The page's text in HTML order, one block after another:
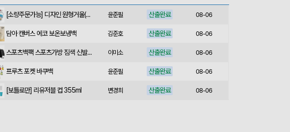
[소량주문가능] 디자인 원형거울(칼라) (70파이/75파이) 윤준필 산출완료 08-06
담아 캔버스 에코 보온보냉백 김준호 산출완료 08-06
스포츠백팩 스포츠가방 짐색 신발주머니 이미소 산출완료 08-06
프루츠 포켓 바쿠백 윤준필 산출완료 08-06
[보틀로만] 리유저블 컵 355ml 변경희 산출완료 08-06